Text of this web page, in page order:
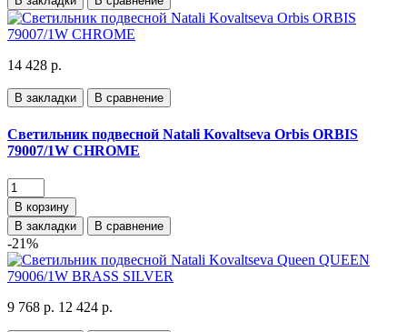
14 428 р.
В закладки В сравнение
Светильник подвесной Natali Kovaltseva Orbis ORBIS
79007/1W CHROME
В корзину
В закладки
В сравнение
-21%
9 768 р. 12 424 р.